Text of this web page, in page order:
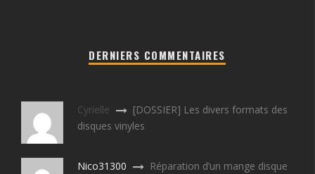
DERNIERS COMMENTAIRES
Cyrielle
[DOSSIER] Les divers formats des
disques vinyles
Nico31300
Réparation d’un mange disque